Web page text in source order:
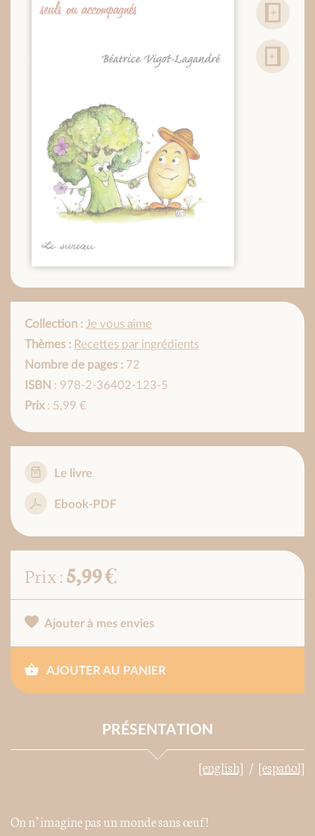
Collection : Je vous aime
Thèmes : Recettes par ingrédients
Nombre de pages : 72
ISBN : 978-2-36402-123-5
Prix: 5,99 €
Le livre
Ebook-PDF
Prix :5,99 €
Ajouter à mes envies
AJOUTER AU PANIER
PRÉSENTATION
[english] [español]
On n’imagine pas un monde sans œuf !